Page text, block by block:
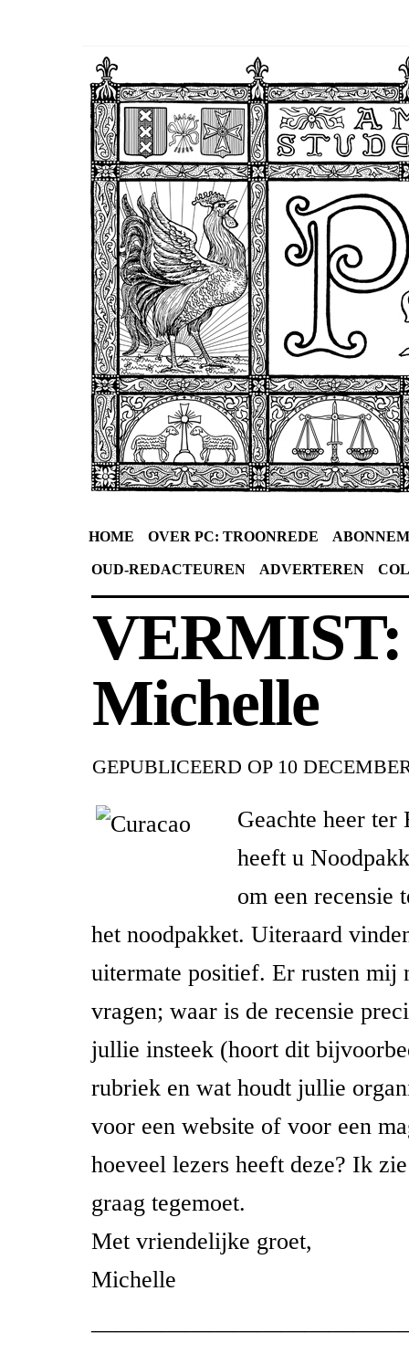
HOME OVER PC: TROONREDE
OUD-REDACTEUREN ADVERTEREN
VERMIST:
Michelle
GEPUBLICEERD OP 10
Geachte heer ter
heeft u
om een recensie
het noodpakket. Uiteraard
uitermate positief. Er rusten mij
vragen; waar is de recensie
jullie insteek (hoort dit
rubriek en wat houdt jullie
voor een website of voor een
hoeveel lezers heeft deze? Ik
graag tegemoet.
Met vriendelijke groet,
Michelle